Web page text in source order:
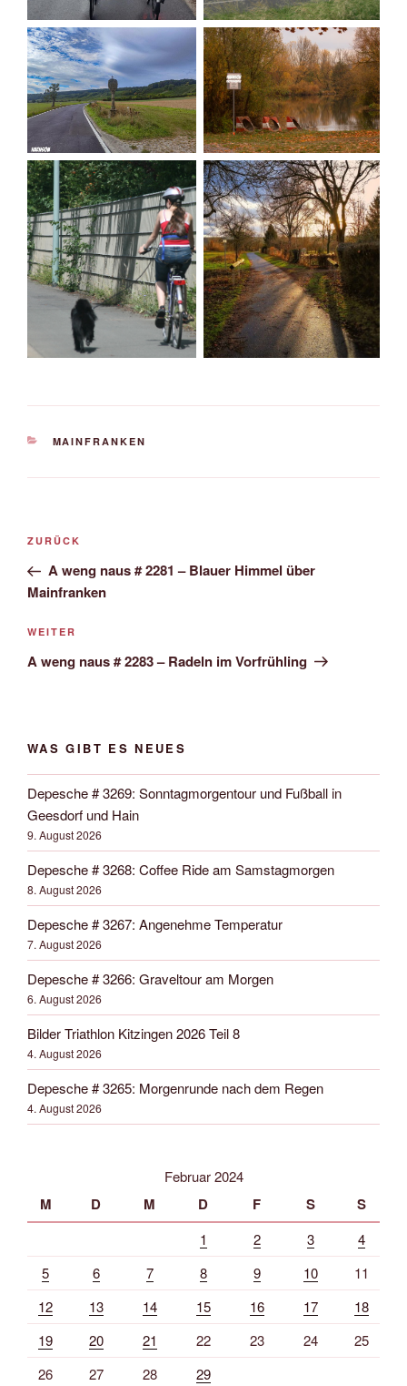
KATEGORIEN
MAINFRANKEN
Beitrags-
Vorheriger
Beitrag
ZURÜCK
A weng naus # 2281 – Blauer Himmel über
Mainfranken
Nächster
Beitrag
WEITER
A weng naus # 2283 – Radeln im Vorfrühling
WAS GIBT ES NEUES
Depesche # 3269: Sonntagmorgentour und Fußball in
Geesdorf und Hain
9. August 2026
Depesche # 3268: Coffee Ride am Samstagmorgen
8. August 2026
Depesche # 3267: Angenehme Temperatur
7. August 2026
Depesche # 3266: Graveltour am Morgen
6. August 2026
Bilder Triathlon Kitzingen 2026 Teil 8
4. August 2026
Depesche # 3265: Morgenrunde nach dem Regen
4. August 2026
Februar 2024
M D M D F S S
1 2 3
4
5
6 7 8 9 10
11
12
13 14 15 16 17
18
19
20 21 22 23 24
25
26
27 28 29